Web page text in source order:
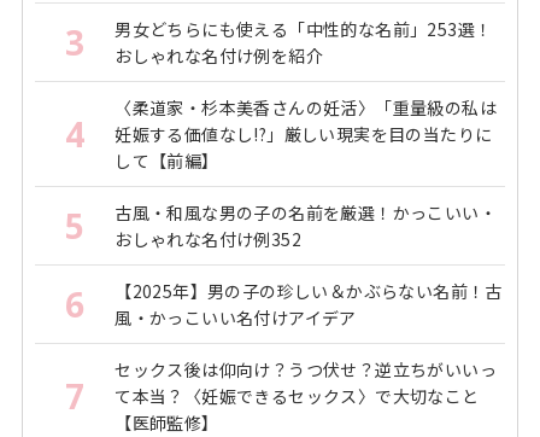
3
男女どちらにも使える「中性的な名前」253選！
おしゃれな名付け例を紹介
4
〈柔道家・杉本美香さんの妊活〉「重量級の私は
妊娠する価値なし!?」厳しい現実を目の当たりに
して【前編】
5
古風・和風な男の子の名前を厳選！かっこいい・
おしゃれな名付け例352
6
【2025年】男の子の珍しい＆かぶらない名前！古
風・かっこいい名付けアイデア
7
セックス後は仰向け？うつ伏せ？逆立ちがいいっ
て本当？〈妊娠できるセックス〉で大切なこと
【医師監修】